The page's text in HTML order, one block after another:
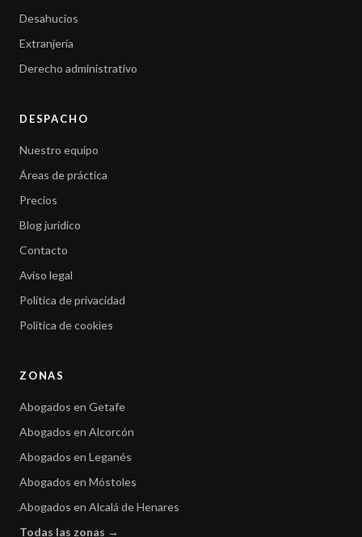
Desahucios
Extranjería
Derecho administrativo
DESPACHO
Nuestro equipo
Áreas de práctica
Precios
Blog jurídico
Contacto
Aviso legal
Política de privacidad
Política de cookies
ZONAS
Abogados en Getafe
Abogados en Alcorcón
Abogados en Leganés
Abogados en Móstoles
Abogados en Alcalá de Henares
Todas las zonas →